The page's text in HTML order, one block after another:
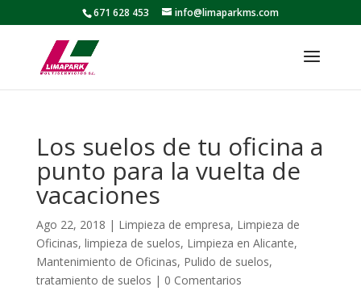
671 628 453 info@limaparkms.com
Los suelos de tu oficina a
punto para la vuelta de
vacaciones
Ago 22, 2018 | Limpieza de empresa, Limpieza de
Oficinas, limpieza de suelos, Limpieza en Alicante,
Mantenimiento de Oficinas, Pulido de suelos,
tratamiento de suelos | 0 Comentarios